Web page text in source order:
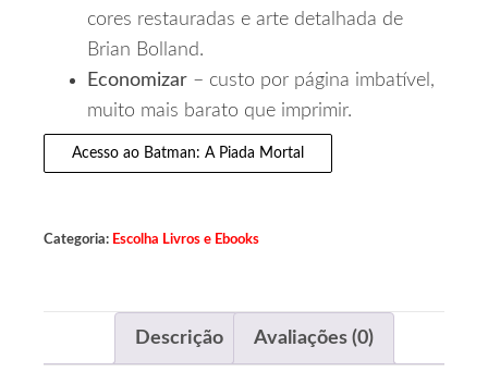
cores restauradas e arte detalhada de
Brian Bolland.
Economizar – custo por página imbatível,
muito mais barato que imprimir.
Acesso ao Batman: A Piada Mortal
Categoria: Escolha Livros e Ebooks
Descrição Avaliações (0)